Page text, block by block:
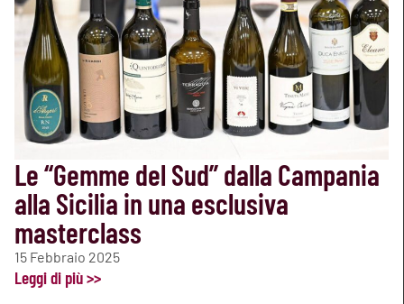
Le “Gemme del Sud” dalla Campania
alla Sicilia in una esclusiva
masterclass
15 Febbraio 2025
Leggi di più >>